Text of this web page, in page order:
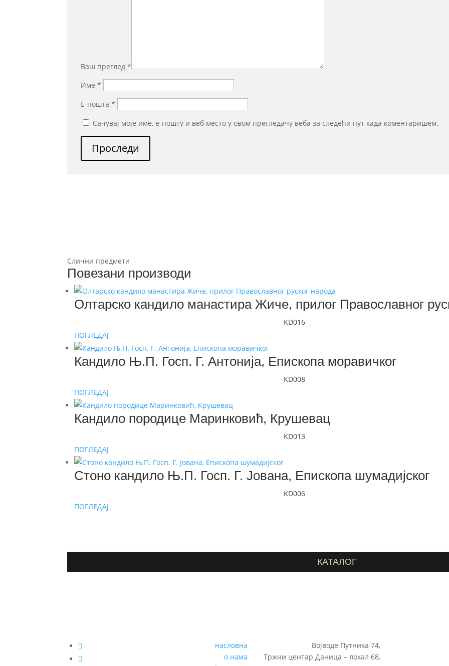
Ваш преглед*
Име*
Е-пошта*
Сачувај моје име, е-пошту и веб место у овом прегледачу веба за следећи пут када коментаришем.
Проследи
Слични предмети
Повезани производи
Олтарско кандило манастира Жиче, прилог Православног
KD016
ПОГЛЕДАЈ
Кандило Њ.П. Госп. Г. Антонија, Епископа моравичког
KD008
ПОГЛЕДАЈ
Кандило породице Маринковић, Крушевац
KD013
ПОГЛЕДАЈ
Стоно кандило Њ.П. Госп. Г. Јована, Епископа шумадијског
KD006
ПОГЛЕДАЈ
КАТАЛОГ
насловна
о нама
Војводе Путника 74,
Тржни центар Даница – локал 68,